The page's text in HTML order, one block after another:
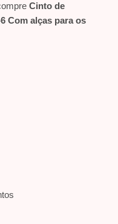
Cinto de
Com alças para os